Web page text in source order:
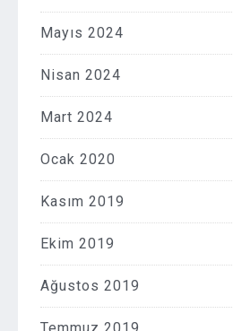
Mayıs 2024
Nisan 2024
Mart 2024
Ocak 2020
Kasım 2019
Ekim 2019
Ağustos 2019